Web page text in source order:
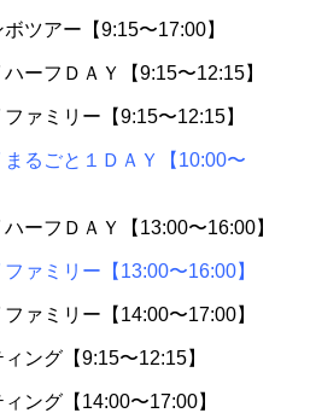
ツアー【9:15〜17:00】
ーフＤＡＹ【9:15〜12:15】
ァミリー【9:15〜12:15】
るごと１ＤＡＹ【10:00〜
ーフＤＡＹ【13:00〜16:00】
ァミリー【13:00〜16:00】
ァミリー【14:00〜17:00】
ング【9:15〜12:15】
ング【14:00〜17:00】